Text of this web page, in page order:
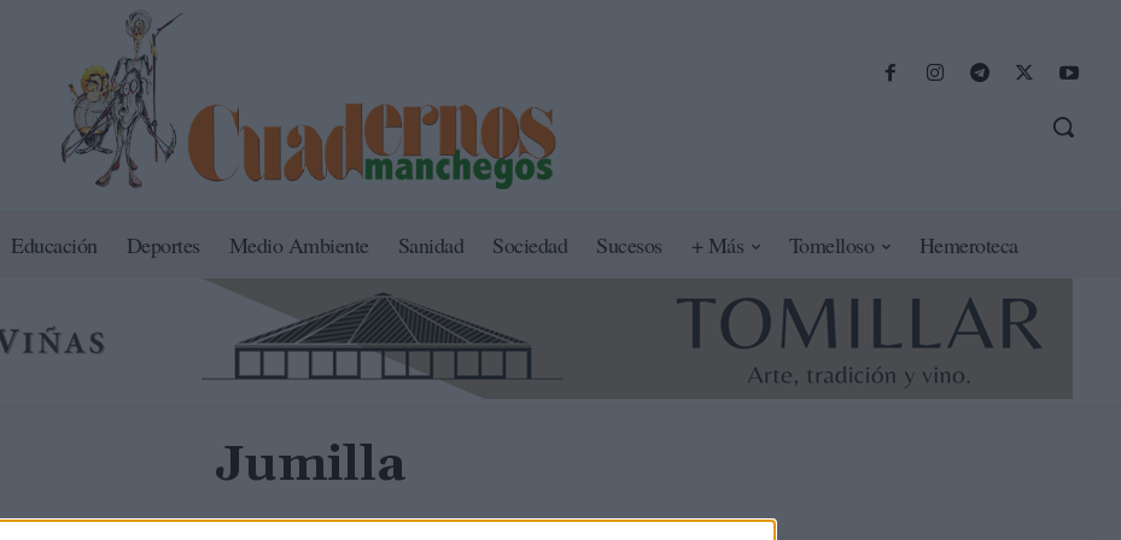
Educación Deportes Medio Ambiente Sanidad Sociedad Sucesos + Más Tomelloso Hemeroteca
Jumilla